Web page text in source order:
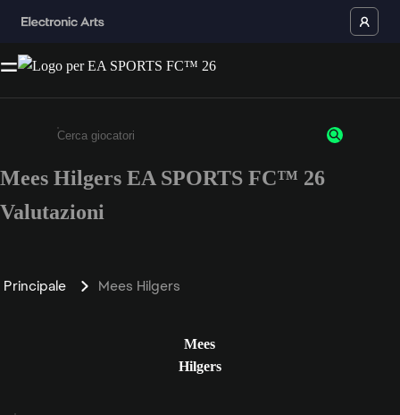
Inserisci un minimo di 3 caratteri o numeri.
Mees Hilgers EA SPORTS FC™ 26
Valutazioni
Principale Mees Hilgers
Mees
Hilgers